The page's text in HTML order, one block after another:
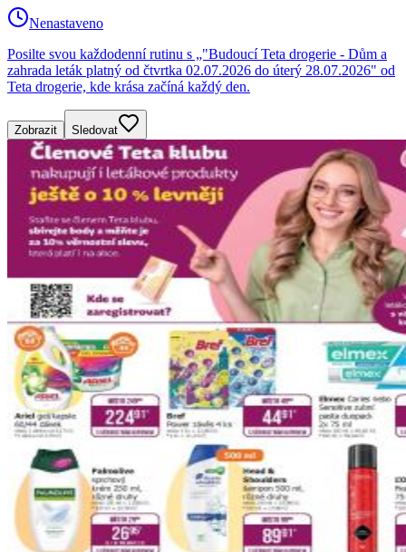
Nenastaveno
Posilte svou každodenní rutinu s „"Budoucí Teta drogerie - Dům a
zahrada leták platný od čtvrtka 02.07.2026 do úterý 28.07.2026" od
Teta drogerie, kde krása začíná každý den.
Zobrazit Sledovat